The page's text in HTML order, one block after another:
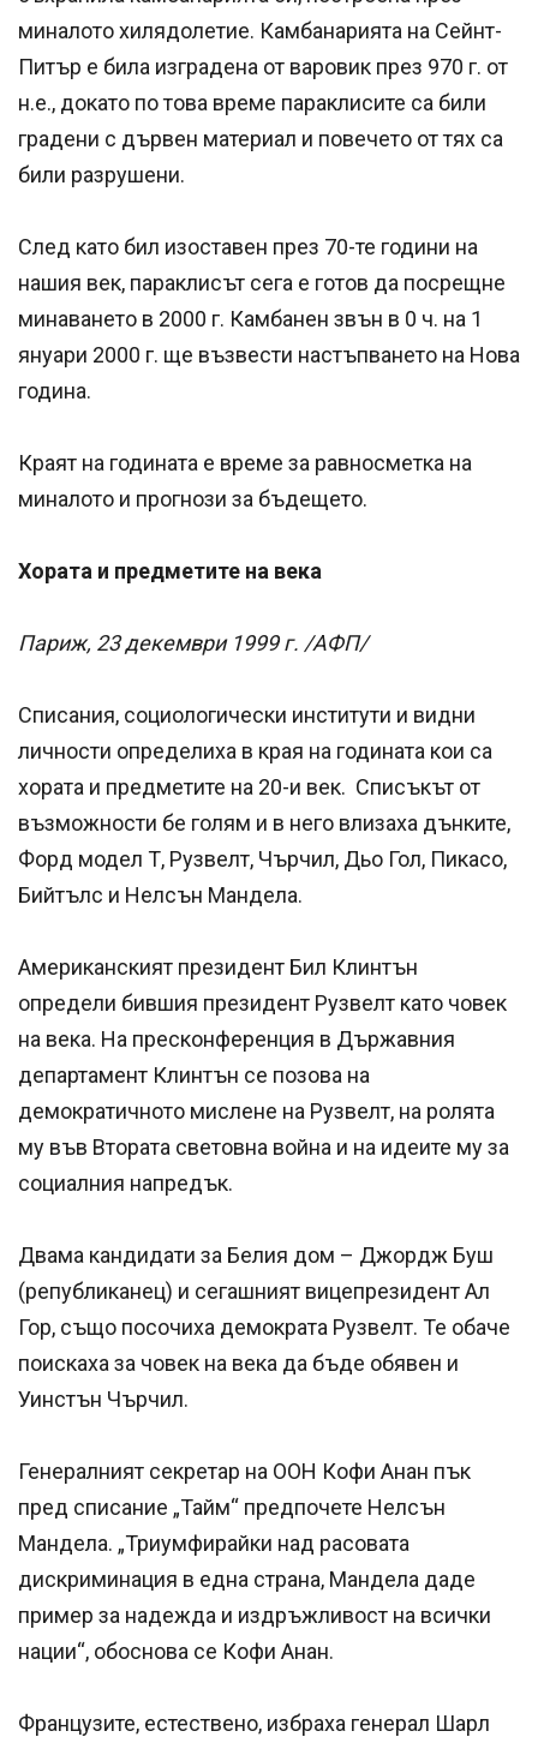
миналото хилядолетие. Камбанарията на Сейнт-
Питър е била изградена от варовик през 970 г. от
н.е., докато по това време параклисите са били
градени с дървен материал и повечето от тях са
били разрушени.
След като бил изоставен през 70-те години на
нашия век, параклисът сега е готов да посрещне
минаването в 2000 г. Камбанен звън в 0 ч. на 1
януари 2000 г. ще възвести настъпването на Нова
година.
Краят на годината е време за равносметка на
миналото и прогнози за бъдещето.
Хората и предметите на века
Париж, 23 декември 1999 г. /АФП/
Списания, социологически институти и видни
личности определиха в края на годината кои са
хората и предметите на 20-и век. Списъкът от
възможности бе голям и в него влизаха дънките,
Форд модел Т, Рузвелт, Чърчил, Дьо Гол, Пикасо,
Бийтълс и Нелсън Мандела.
Американският президент Бил Клинтън
определи бившия президент Рузвелт като човек
на века. На пресконференция в Държавния
департамент Клинтън се позова на
демократичното мислене на Рузвелт, на ролята
му във Втората световна война и на идеите му за
социалния напредък.
Двама кандидати за Белия дом – Джордж Буш
(републиканец) и сегашният вицепрезидент Ал
Гор, също посочиха демократа Рузвелт. Те обаче
поискаха за човек на века да бъде обявен и
Уинстън Чърчил.
Генералният секретар на ООН Кофи Анан пък
пред списание „Тайм“ предпочете Нелсън
Мандела. „Триумфирайки над расовата
дискриминация в една страна, Мандела даде
пример за надежда и издръжливост на всички
нации“, обоснова се Кофи Анан.
Французите, естествено, избраха генерал Шарл